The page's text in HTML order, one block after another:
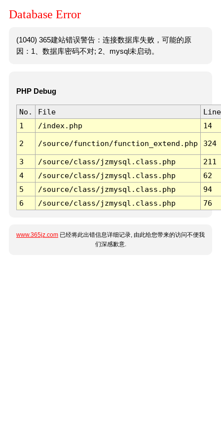
Database Error
(1040) 365建站错误警告：连接数据库失败，可能的原
因：1、数据库密码不对; 2、mysql未启动。
PHP Debug
No. File
Line
1
/index.php 14
2 /source/function/function_extend.php 324
3 /source/class/jzmysql.class.php
211
4
/source/class/jzmysql.class.php
62
5
/source/class/jzmysql.class.php
94
6
/source/class/jzmysql.class.php 76
www.365jz.com 已经将此出错信息详细记录, 由此给您带来的访问不便我
们深感歉意.